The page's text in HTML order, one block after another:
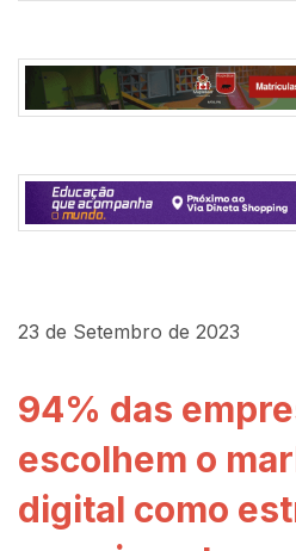
23 de Setembro de 2023
94% das
escolhem o
digital como